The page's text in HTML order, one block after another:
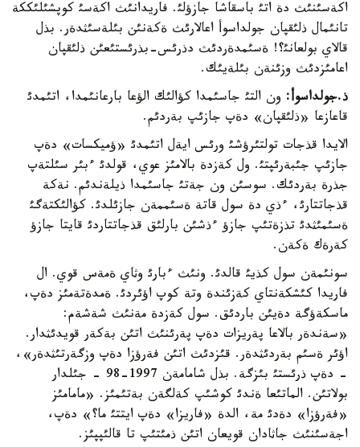
اكةسئنئث دة اتئ باسقاشا جازؤلئ. فاريدانئث اكةسئ كوپشئلئككة
تانئمال ذلئقپان جولداسوأ اعالارئث ةكةنئن بئلةسئثدةر. بذل
قالاي بولعانئ؟! ةسئمدةردئث دذرئس-بذرئستئعئن ذلئقپان
اعامئزدئث وزئنةن بئلةيئك.
ذ.جولداسوأ: ون التئ جاسئمدا كؤالئك الؤعا بارعانئمدا، اتئمدئ
قاعازعا «ذلئقپان» دةپ جازئپ بةردئم.
الايدا قذجات تولتئرؤشئ ورئس ايةل اتئمدئ «ؤميكسات» دةپ
جازئپ جئبةرئپتئ. ول كةزدة بالامئز عوي، قولدئ ءبئر سئلتةپ
جذرة بةردئك. سوسئن ون جةتئ جاسئمدا ذيلةندئم. نةكة
قذجاتتارئ، ءذي دة سول قاتة ةسئممةن جازئلدئ. كؤالئكتةگئ
ةسئمئثدئ تذزةتئپ جازؤ ءذشئن بارلئق قذجاتتاردئ قايتا جازؤ
كةرةك ةكةن.
سونئمةن سول كذيئ قالدئ. ونئث ءبارئ وثاي ةمةس قوي. ال
فاريدا كئشكةنتاي كةزئندة وتة كوپ اؤئردئ. ةمدةتةمئز دةپ،
ماسكةؤگة دةيئن باردئق. سول كةزدة مةنئث شةشةم:
«سةندةر بالاعا پةريزات دةپ پةرئنئث اتئن بةكةر قويدئثدار.
اؤئر ةسئم بةردئثدةر. قئزدئث اتئن فةرؤزا دةپ وزگةرتئثدةر»،
- دةپ ذرئستئ بئزگة. بذل شامامةن 1997-98 - جئلدار
بولاتئن. الماتئعا ةندئ كوشئپ كةلگةن بةتئمئز. «مامامئز
«فةرؤزا» دةدئ مة، الدة «فاريزا» دةپ ايتتئ ما؟» دةپ،
اجةسئنئث جاثادان قويعان اتئن ذمئتئپ تا قالئپپئز.